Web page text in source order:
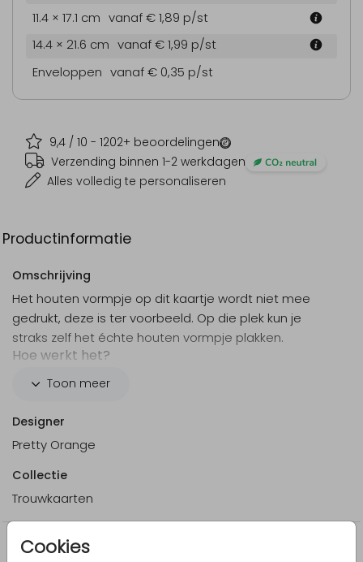
Cookies
9,4 / 10 - 1202+ beoordelingen
Verzending binnen 1-2 werkdagen
Alles volledig te personaliseren
11.4 × 17.1 cm vanaf € 1,89 p/st
14.4 × 21.6 cm vanaf € 1,99 p/st
Enveloppen vanaf € 0,35 p/st
Productinformatie
Omschrijving
Het houten vormpje op dit kaartje wordt niet mee
gedrukt, deze is ter voorbeeld. Op die plek kun je
straks zelf het échte houten vormpje plakken.
Hoe werkt het?
Bestel bij je proefdruk het
Bestel bij je eindbestelling het houten vormpje van
jouw keuze
Een zakje met 25 stuks kost € 6,25.
Toon meer
Designer
Pretty Orange
Collectie
Trouwkaarten
Meer in dezelfde stijl